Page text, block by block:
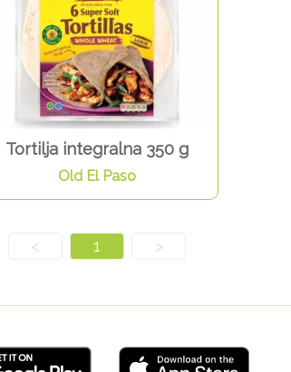
Tortilja integralna 350 g
Old El Paso
< 1 >